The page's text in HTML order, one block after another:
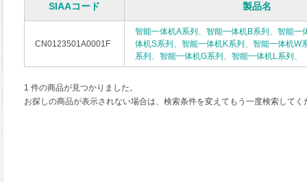
SIAAコード 製品名
CN0123501A0001F
智能一体机A系列、智能一体机B系列、智能一
体机S系列、智能一体机K系列、智能一体机W
系列、智能一体机G系列、智能一体机L系列、
1 件の商品が見つかりました。
お探しの商品が表示されない場合は、検索条件を変えてもう一度検索してく